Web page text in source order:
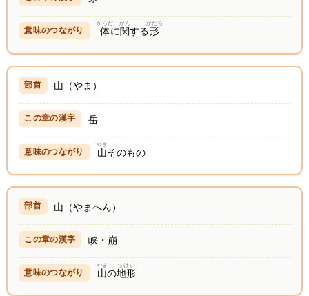
体
からだ
に関
かん
する形
かたち
山（やま）
岳
山
やま
そのもの
山（やまへん）
峡・崩
山
やま
の地形
ちけい